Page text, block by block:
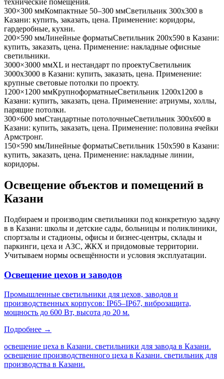
300×300 ммКомпактные 50–300 ммСветильник 300x300 в
Казани: купить, заказать, цена. Применение: коридоры,
гардеробные, кухни.
200×590 ммЛинейные форматыСветильник 200x590 в Казани:
купить, заказать, цена. Применение: накладные офисные
светильники.
3000×3000 ммXL и нестандарт по проектуСветильник
3000x3000 в Казани: купить, заказать, цена. Применение:
крупные световые потолки по проекту.
1200×1200 ммКрупноформатныеСветильник 1200x1200 в
Казани: купить, заказать, цена. Применение: атриумы, холлы,
парящие потолки.
300×600 ммСтандартные потолочныеСветильник 300x600 в
Казани: купить, заказать, цена. Применение: половина ячейки
Армстронг.
150×590 ммЛинейные форматыСветильник 150x590 в Казани:
купить, заказать, цена. Применение: накладные линии,
коридоры.
Освещение объектов и помещений в
Казани
Подбираем и производим светильники под конкретную задачу
в в Казани: школы и детские сады, больницы и поликлиники,
спортзалы и стадионы, офисы и бизнес-центры, склады и
паркинги, цеха и АЗС, ЖКХ и придомовые территории.
Учитываем нормы освещённости и условия эксплуатации.
Освещение цехов и заводов
Промышленные светильники для цехов, заводов и
производственных корпусов: IP65–IP67, виброзащита,
мощность до 600 Вт, высота до 20 м.
Подробнее →
освещение цеха в Казани. светильники для завода в Казани.
освещение производственного цеха в Казани. светильник для
производства в Казани.